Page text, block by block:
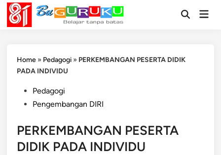
Skip
content
OpenMain
Home » Pedagogi » PERKEMBANGAN PESERTA DIDIK
PADA INDIVIDU
PostedPedagogi
Pengembangan DIRI
PERKEMBANGAN PESERTA
DIDIK PADA INDIVIDU